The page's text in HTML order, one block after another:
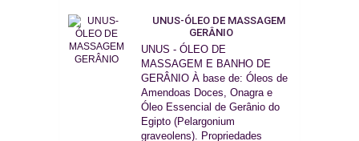
UNUS-ÓLEO DE MASSAGEM
GERÂNIO
UNUS - ÓLEO DE
MASSAGEM E BANHO DE
GERÂNIO À base de: Óleos de
Amendoas Doces, Onagra e
Óleo Essencial de Gerânio do
Egipto (Pelargonium
graveolens). Propriedades